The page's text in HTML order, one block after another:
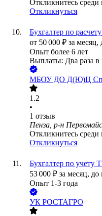
Откликнитесь среди
Откликнуться
Бухгалтер по
от 50 000 ₽ за месяц,
Опыт более 6 лет
Выплаты: Два раза в
МБОУ ДО Д(Ю)Ц
1.2
•
1 отзыв
Пенза, р-н
Откликнитесь среди
Откликнуться
Бухгалтер по учету
53 000 ₽ за месяц, до
Опыт 1-3 года
УК РОСТАГРО